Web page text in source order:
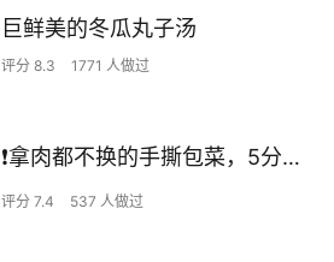
巨鲜美的冬瓜丸子汤
评分 8.3 1771 人做过
❗拿肉都不换的手撕包菜，5分钟快手家常菜🔥
评分 7.4 537 人做过